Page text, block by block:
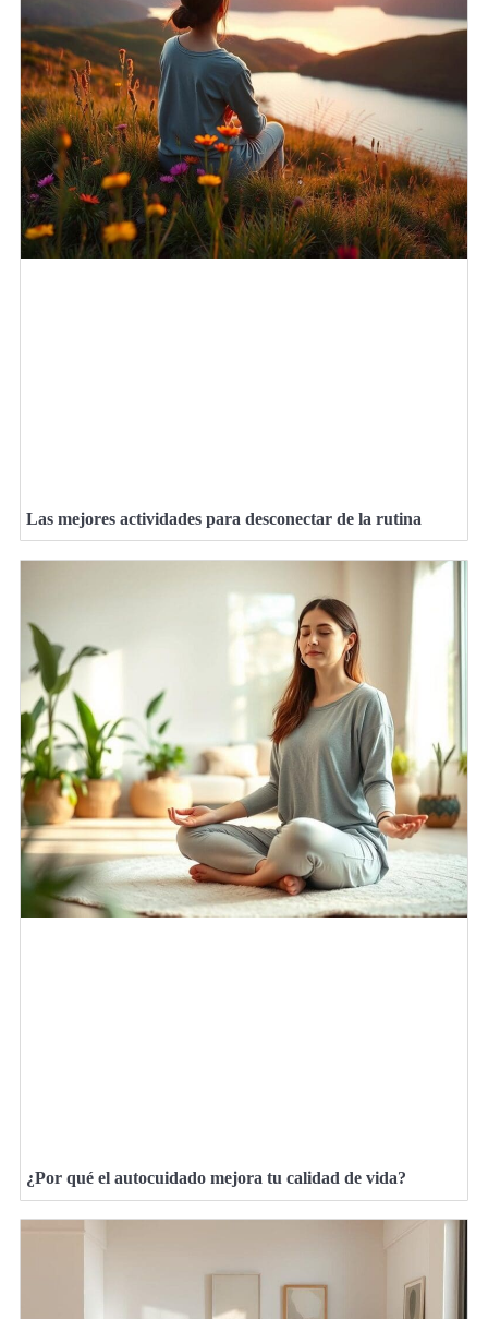
Las mejores actividades para desconectar de la rutina
¿Por qué el autocuidado mejora tu calidad de vida?